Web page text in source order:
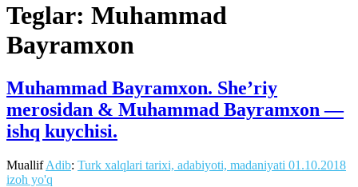
Teglar: Muhammad
Bayramxon
Muhammad Bayramxon. She’riy
merosidan & Muhammad Bayramxon —
ishq kuychisi.
MuallifAdib: Turk xalqlari tarixi, adabiyoti, madaniyati 01.10.2018
izoh yo'q